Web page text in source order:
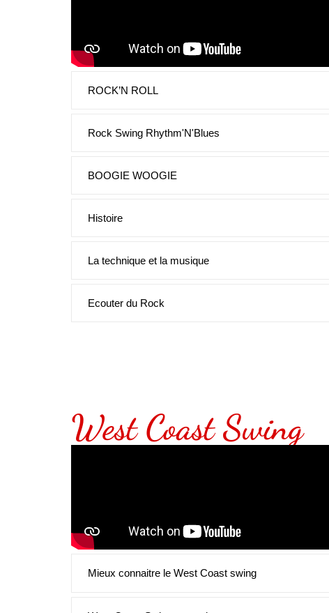
ROCK’N ROLL
Rock Swing Rhythm'N'Blues
BOOGIE WOOGIE
Histoire
La technique et la musique
Ecouter du Rock
West Coast Swing
Mieux connaitre le West Coast swing